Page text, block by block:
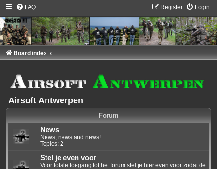
FAQ Login
Register
Board index
Airsoft Antwerpen
Forum
News
News, news and news!
Topics: 2
Stel je even voor
Voor totale toegang tot het forum stel je hier even voor zodat de